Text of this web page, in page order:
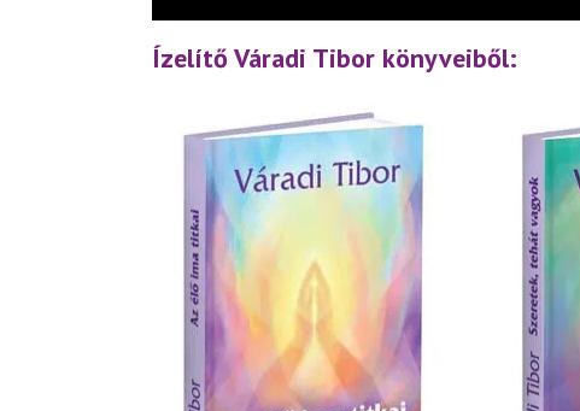
Ízelítő Váradi Tibor könyveiből: